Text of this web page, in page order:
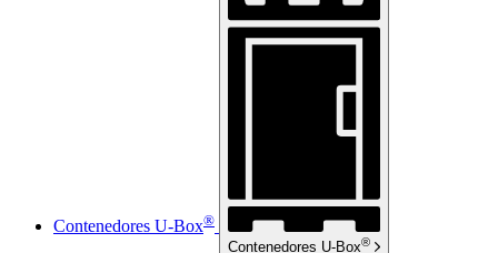
Contenedores U-Box®
Contenedores U-Box®